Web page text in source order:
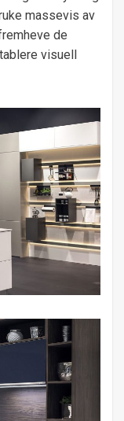
massevis av
de
visuell